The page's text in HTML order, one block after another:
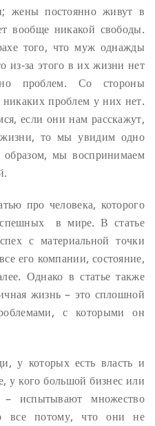
жены постоянно живут в
вообще никакой свободы.
того, что муж однажды
из-за этого в их жизни нет
проблем. Со стороны
проблем у них нет.
если они нам расскажут,
то мы увидим одно
мы воспринимаем
про человека, которого
в мире. В статье
с материальной точки
его компании, состояние,
Однако в статье также
жизнь – это сплошной
с которыми он
у которых есть власть и
у кого большой бизнес или
испытывают множество
все потому, что они не